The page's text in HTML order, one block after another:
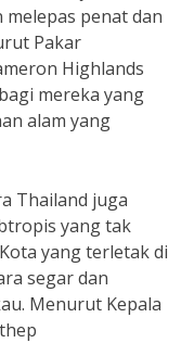
penat dan
Pakar
Highlands
mereka yang
alam yang
Thailand juga
yang tak
yang terletak di
segar dan
Menurut Kepala